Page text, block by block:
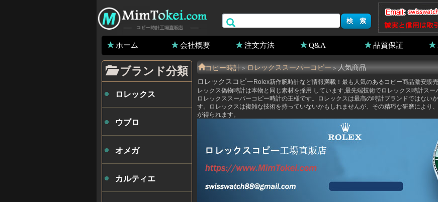
ホーム 会社概要 注文方法 Q&A 品質保証
コピー時計 > ロレックススーパーコピー > 人気商品
ロレックスコピー Rolex新作腕時計など情報満載！最も人気のあるコピー商品激安販
レックス偽物時計は本物と同じ素材を採用 しています,最先端技術でロレックス時計ス
ロレックススーパーコピー時計の王様です。ロレックスは最高の時計ブランドではない
す。ロレックスは複雑な技術を持っていないかもしれませんが、その精巧な研磨により
が得られます。
ブランド分類
ロレックス
ウブロ
オメガ
カルティエ